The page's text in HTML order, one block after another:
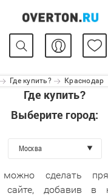
Где купить? Краснодар
Где купить?
Выберите город:
Москва
можно сделать
добавив в